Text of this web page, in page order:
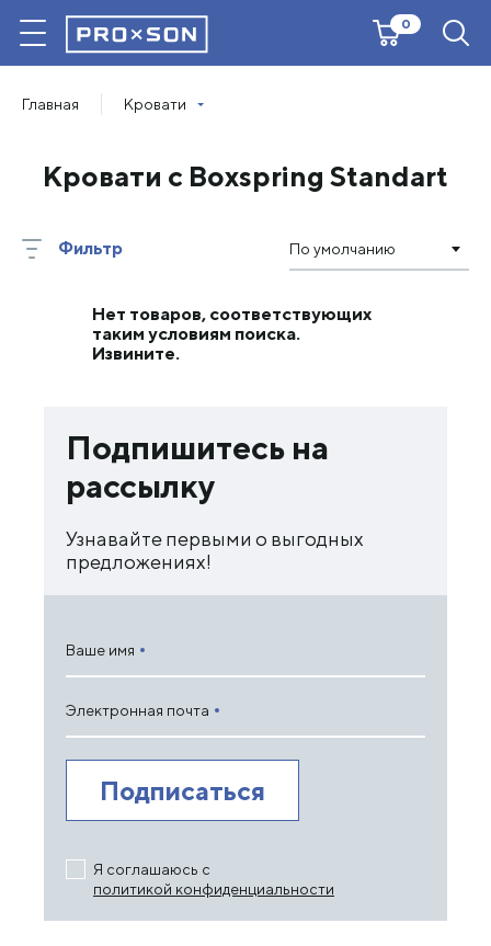
0
Главная Кровати
Фильтр
Кровати с Boxspring Standart
По умолчанию
Нет товаров, соответствующих
таким условиям поиска.
Извините.
Подпишитесь на
рассылку
Узнавайте первыми о выгодных
предложениях!
Ваше имя
Электронная почта
Я соглашаюсь с
политикой конфиденциальности